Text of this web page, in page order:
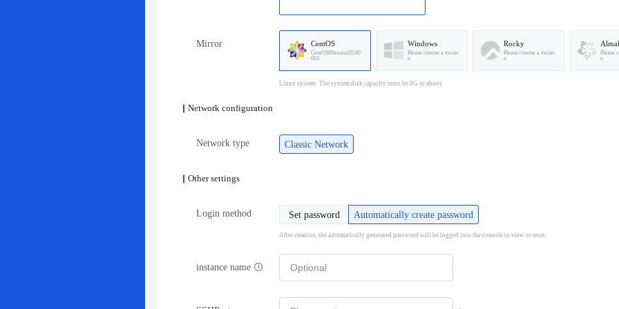
Mirror CentOS
CentOS8Stream20240
603
Windows
Please choose a versio
n
Rocky
Please choose a versio
n
Please
n
Linux system: The system disk capacity must be 8G or above
Network configuration
Network type Classic Network
Other settings
Login method Set password Automatically create password
After creation, the automatically generated password will be logged into the console to view or reset.
instance name